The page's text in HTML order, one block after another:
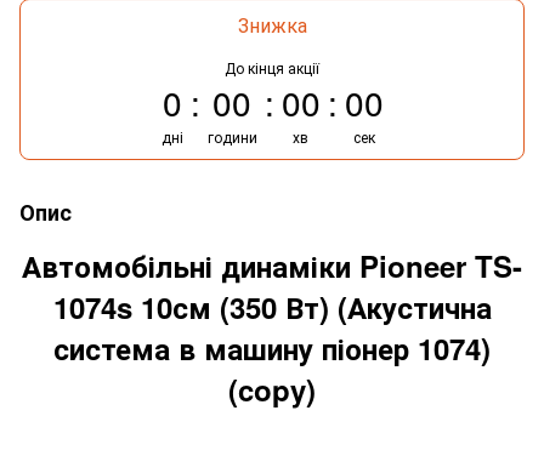
Знижка
До кінця акції
0
дні
00
години
00
хв
00
сек
Опис
Автомобільні динаміки Pioneer TS-
1074s 10см (350 Вт) (Акустична
система в машину піонер 1074)
(copy)